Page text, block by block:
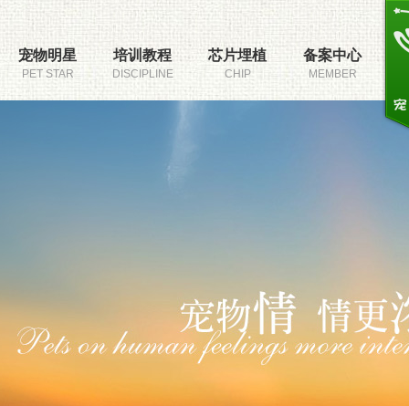
宠物明星
PET STAR
培训教程
DISCIPLINE
芯片埋植
CHIP
备案中心
MEMBER